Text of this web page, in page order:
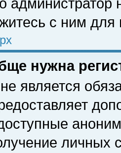
с ним для
нужна
является
личных